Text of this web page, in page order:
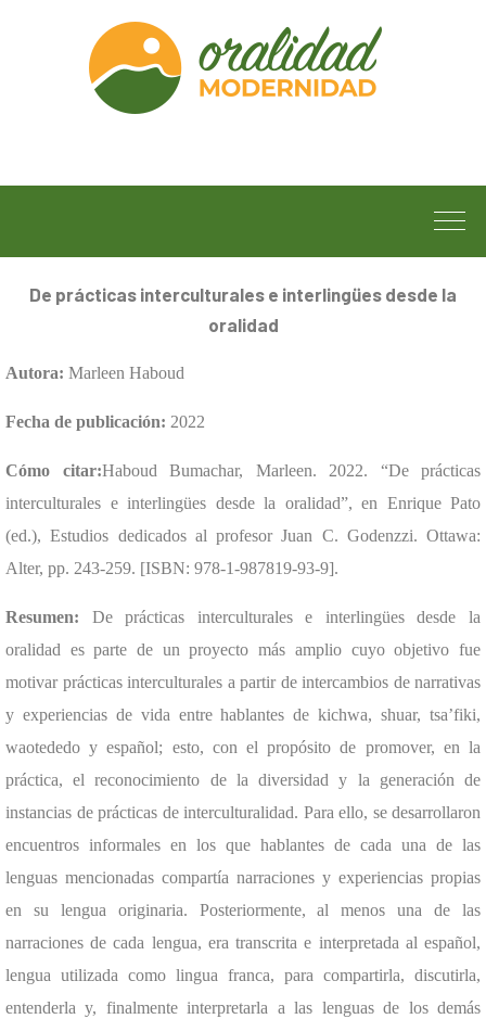
De prácticas interculturales e interlingües desde la
oralidad
Autora: Marleen Haboud
Fecha de publicación: 2022
Cómo citar:Haboud Bumachar, Marleen. 2022. “De prácticas
interculturales e interlingües desde la oralidad”, en Enrique Pato
(ed.), Estudios dedicados al profesor Juan C. Godenzzi. Ottawa:
Alter, pp. 243-259. [ISBN: 978-1-987819-93-9].
Resumen: De prácticas interculturales e interlingües desde la
oralidad es parte de un proyecto más amplio cuyo objetivo fue
motivar prácticas interculturales a partir de intercambios de narrativas
y experiencias de vida entre hablantes de kichwa, shuar, tsa’fiki,
waotededo y español; esto, con el propósito de promover, en la
práctica, el reconocimiento de la diversidad y la generación de
instancias de prácticas de interculturalidad. Para ello, se desarrollaron
encuentros informales en los que hablantes de cada una de las
lenguas mencionadas compartía narraciones y experiencias propias
en su lengua originaria. Posteriormente, al menos una de las
narraciones de cada lengua, era transcrita e interpretada al español,
lengua utilizada como lingua franca, para compartirla, discutirla,
entenderla y, finalmente interpretarla a las lenguas de los demás